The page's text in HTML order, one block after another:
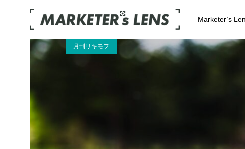
Marketer’s
月刊リキモフ